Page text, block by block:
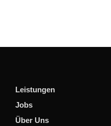
Leistungen
Jobs
Über Uns